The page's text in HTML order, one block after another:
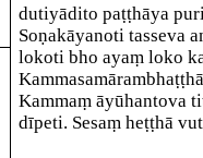
dutiyādito paṭṭhāya
Soṇakāyanoti tasseva
lokoti bho ayaṃ loko
Kammaṃ āyūhantova
dīpeti. Sesaṃ heṭṭhā